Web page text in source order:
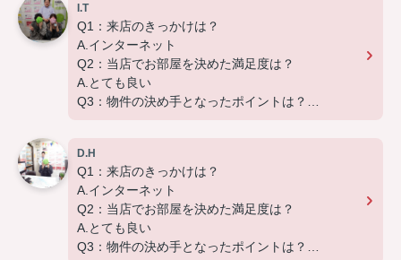
開催中！ お問い合わせは 0297(72)1181までどう
ぞ♪
この度は弊社でのご契約ありがとうございました！
アパートマンション館では、お部屋のご紹介だけで
なく、入居後のアフターフォローもさせて頂いてお
ります。
引越し業者のご紹介やインターネット回線のご相
談、その他入居中のお困りごとなどございました
開催中！ お問い合わせは 0297(72)1181までどう
ぞ♪
I.T
Q1：来店のきっかけは？
A.インターネット
Q2：当店でお部屋を決めた満足度は？
A.とても良い
Q3：物件の決め手となったポイントは？
この度は弊社でのご契約ありがとうございました！
アパートマンション館では、お部屋のご紹介だけで
なく、入居後のアフターフォローもさせて頂いてお
ります。
引越し業者のご紹介やインターネット回線のご相
談、その他入居中のお困りごとなどございました
D.H
Q1：来店のきっかけは？
A.インターネット
Q2：当店でお部屋を決めた満足度は？
A.とても良い
Q3：物件の決め手となったポイントは？